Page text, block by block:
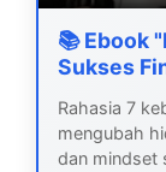
📚 Ebook
Sukses
Rahasia 7
mengubah
dan mindset